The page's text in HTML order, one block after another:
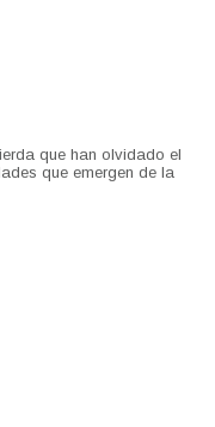
que han olvidado el
que emergen de la